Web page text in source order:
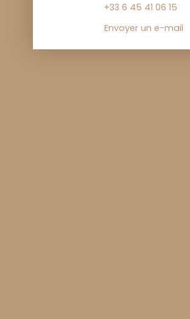
+33 6 45 41 06 15
Envoyer un e-mail